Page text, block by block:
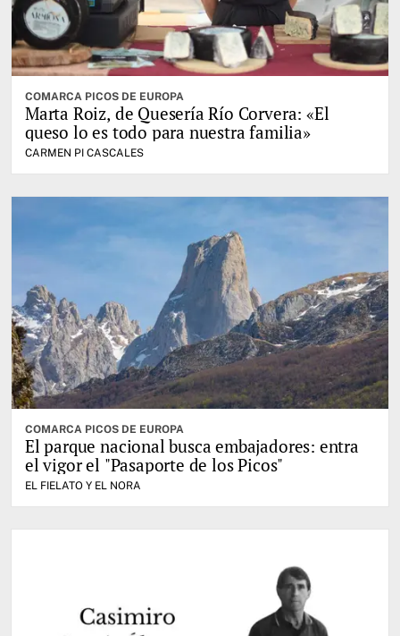
COMARCA PICOS DE EUROPA
Marta Roiz, de Quesería Río Corvera: «El
queso lo es todo para nuestra familia»
CARMEN PI CASCALES
COMARCA PICOS DE EUROPA
El parque nacional busca embajadores: entra
el vigor el "Pasaporte de los Picos"
EL FIELATO Y EL NORA